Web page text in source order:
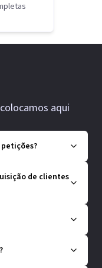
aqui
de clientes